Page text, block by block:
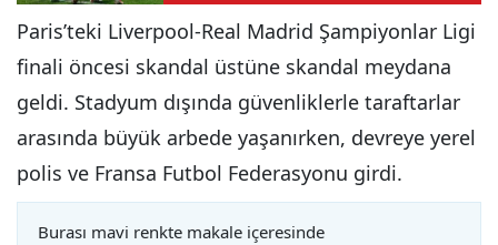
Paris’teki Liverpool-Real Madrid Şampiyonlar Ligi
finali öncesi skandal üstüne skandal meydana
geldi. Stadyum dışında güvenliklerle taraftarlar
arasında büyük arbede yaşanırken, devreye yerel
polis ve Fransa Futbol Federasyonu girdi.
Burası mavi renkte makale içeresinde